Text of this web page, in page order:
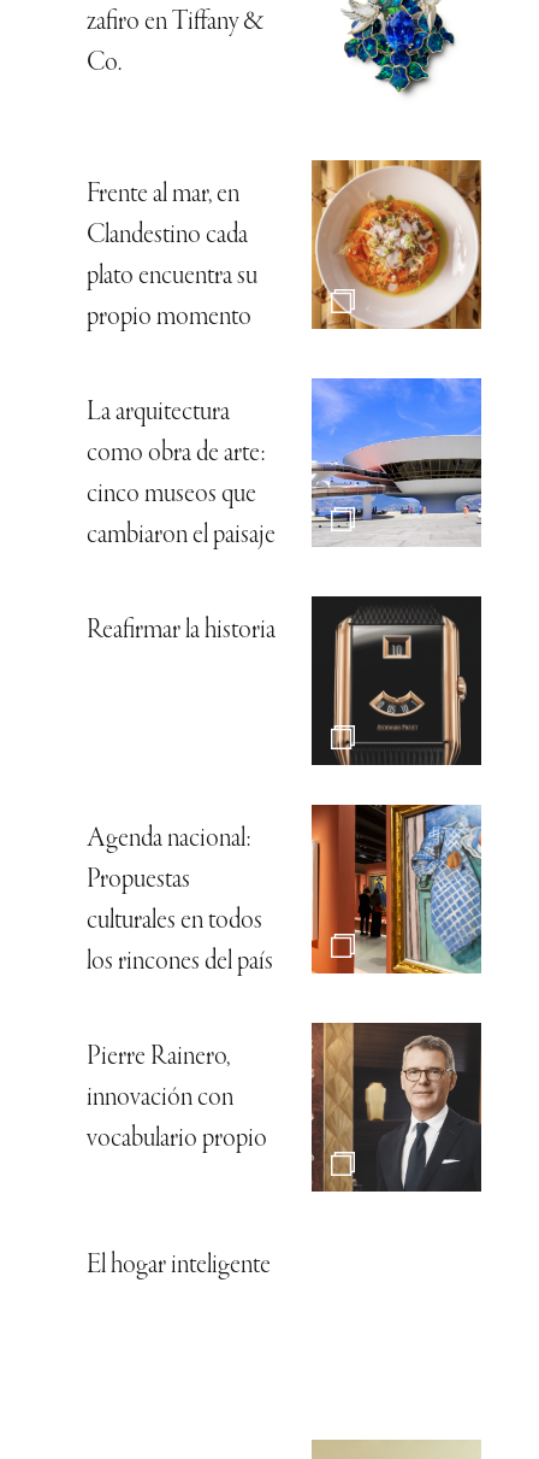
zafiro en Tiffany &
Co.
Frente al mar, en
Clandestino cada
plato encuentra su
propio momento
La arquitectura
como obra de arte:
cinco museos que
cambiaron el paisaje
Reafirmar la historia
Agenda nacional:
Propuestas
culturales en todos
los rincones del país
Pierre Rainero,
innovación con
vocabulario propio
El hogar inteligente